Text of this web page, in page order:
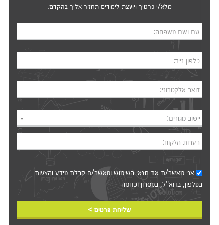
מלא/י פרטיך ויועצת לימודים תחזור אליך בהקדם.
שם ושם משפחה:
טלפון נייד:
דואר אלקטרוני:
יישוב מגורים:
הערות הלקוח:
אני מאשר/ת את תנאי השימושומאשר/ת קבלת מידע והצעות
בטלפון, בדוא"ל, במסרון וכדומה‎‎
שליחת פרטים >